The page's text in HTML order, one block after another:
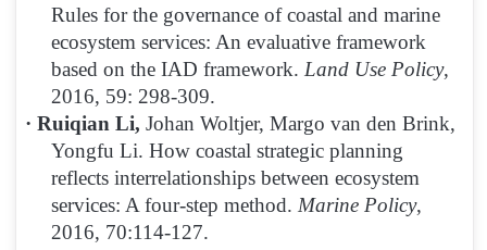
Rules for the governance of coastal and marine
ecosystem services: An evaluative framework
based on the IAD framework. Land Use Policy,
2016, 59: 298-309.
·Ruiqian Li, Johan Woltjer, Margo van den Brink,
Yongfu Li. How coastal strategic planning
reflects interrelationships between ecosystem
services: A four-step method. Marine Policy,
2016, 70:114-127.